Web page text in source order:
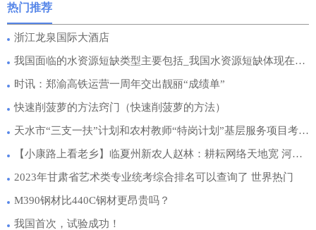
热门推荐
浙江龙泉国际大酒店
我国面临的水资源短缺类型主要包括_我国水资源短缺体现在哪些方面简介介绍
时讯：郑渝高铁运营一周年交出靓丽“成绩单”
快速削菠萝的方法窍门（快速削菠萝的方法）
天水市“三支一扶”计划和农村教师“特岗计划”基层服务项目考试考务工作会召开|当前播报
【小康路上看老乡】临夏州新农人赵林：耕耘网络天地宽 河州味道走四方
2023年甘肃省艺术类专业统考综合排名可以查询了 世界热门
M390钢材比440C钢材更昂贵吗？
我国首次，试验成功！